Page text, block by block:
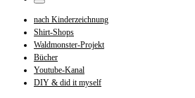
Menü
nach Kinderzeichnung
Shirt-Shops
Waldmonster-Projekt
Bücher
Youtube-Kanal
DIY & did it myself